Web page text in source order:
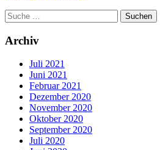
Archiv
Juli 2021
Juni 2021
Februar 2021
Dezember 2020
November 2020
Oktober 2020
September 2020
Juli 2020